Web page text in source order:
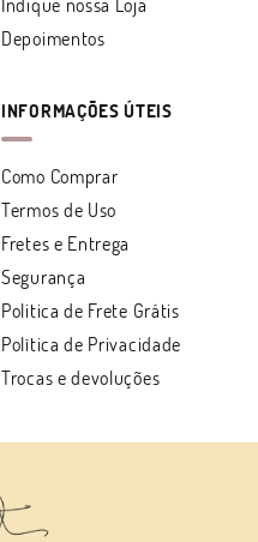
Depoimentos
INFORMAÇÕES ÚTEIS
Como Comprar
Termos de Uso
Fretes e Entrega
Segurança
Politica de Frete Grátis
Política de Privacidade
Trocas e devoluções